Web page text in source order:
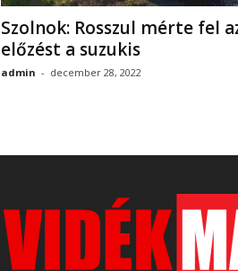
Szolnok: Rosszul mérte fel
előzést a suzukis
admin - december 28, 2022